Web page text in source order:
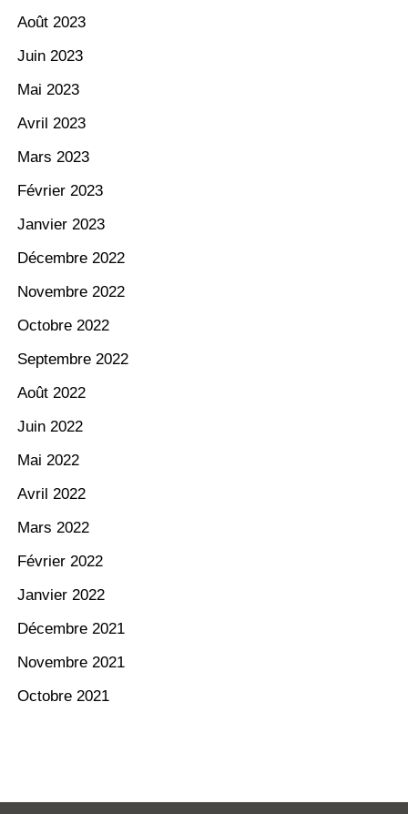
Août 2023
Juin 2023
Mai 2023
Avril 2023
Mars 2023
Février 2023
Janvier 2023
Décembre 2022
Novembre 2022
Octobre 2022
Septembre 2022
Août 2022
Juin 2022
Mai 2022
Avril 2022
Mars 2022
Février 2022
Janvier 2022
Décembre 2021
Novembre 2021
Octobre 2021